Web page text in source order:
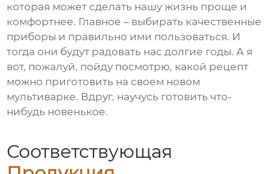
которая может сделать нашу жизнь проще и
комфортнее. Главное – выбирать качественные
приборы и правильно ими пользоваться. И
тогда они будут радовать нас долгие годы. А я
вот, пожалуй, пойду посмотрю, какой рецепт
можно приготовить на своем новом
мультиварке. Вдруг, научусь готовить что-
нибудь новенькое.
Соответствующая